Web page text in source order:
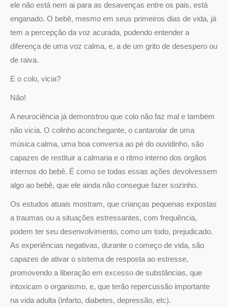
ele não está nem ai para as desavenças entre os pais, está
enganado. O bebê, mesmo em seus primeiros dias de vida, já
tem a percepção da voz acurada, podendo entender a
diferença de uma voz calma, e, a de um grito de desespero ou
de raiva.
E o colo, vicia?
Não!
A neurociência já demonstrou que colo não faz mal e também
não vicia. O colinho aconchegante, o cantarolar de uma
música calma, uma boa conversa ao pé do ouvidinho, são
capazes de restituir a calmaria e o ritmo interno dos órgãos
internos do bebê. É como se todas essas ações devolvessem
algo ao bebê, que ele ainda não consegue fazer sozinho.
Os estudos atuais mostram, que crianças pequenas expostas
a traumas ou a situações estressantes, com frequência,
podem ter seu desenvolvimento, como um todo, prejudicado.
As experiências negativas, durante o começo de vida, são
capazes de ativar o sistema de resposta ao estresse,
promovendo a liberação em excesso de substâncias, que
intoxicam o organismo, e, que terão repercussão importante
na vida adulta (infarto, diabetes, depressão, etc).